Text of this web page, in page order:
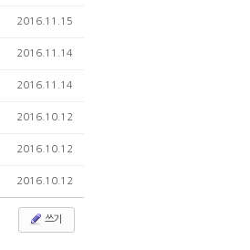
2016.11.15
2016.11.14
2016.11.14
2016.10.12
2016.10.12
2016.10.12
쓰기